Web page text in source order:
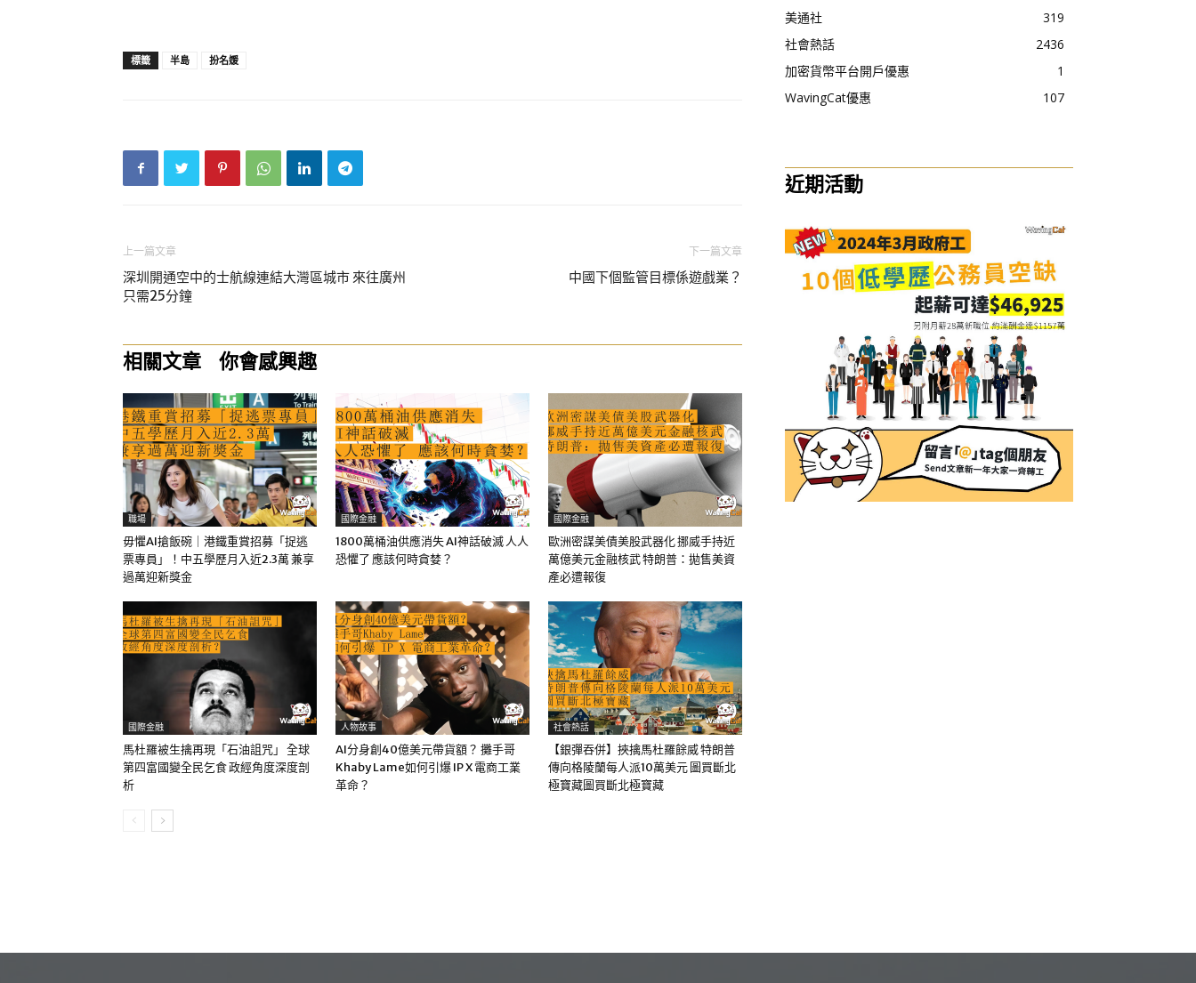
標籤 半島 扮名媛
上一篇文章
深圳開通空中的士航線連結大灣區城市 來往廣州
只需25分鐘
下一篇文章
中國下個監管目標係遊戲業？
相關文章 你會感興趣
職場
毋懼AI搶飯碗｜港鐵重賞招募「捉逃
票專員」！中五學歷月入近2.3萬 兼享
過萬迎新獎金
國際金融
1800萬桶油供應消失 AI神話破滅 人人
恐懼了 應該何時貪婪？
國際金融
歐洲密謀美債美股武器化 挪威手持近
萬億美元金融核武 特朗普：拋售美資
產必遭報復
國際金融
馬杜羅被生擒再現「石油詛咒」 全球
第四富國變全民乞食 政經角度深度剖
析
人物故事
AI分身創40億美元帶貨額？ 攤手哥
Khaby Lame如何引爆 IP X 電商工業
革命？
社會熱話
【銀彈吞併】挾擒馬杜羅餘威 特朗普
傳向格陵蘭每人派10萬美元 圖買斷北
極寶藏圖買斷北極寶藏
美通社
319
社會熱話
2436
加密貨幣平台開戶優惠
1
WavingCat優惠
107
近期活動